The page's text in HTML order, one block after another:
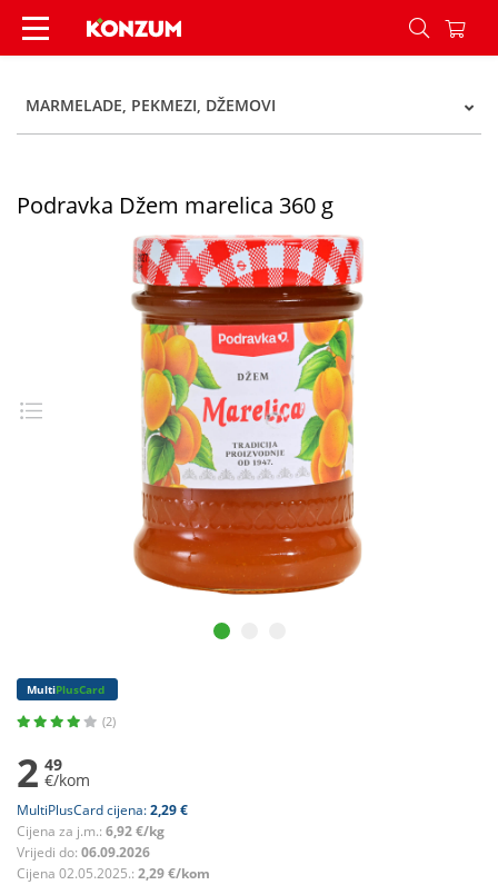
Podravka Džem marelica 360 g - Konzum
MARMELADE, PEKMEZI, DŽEMOVI
Podravka Džem marelica 360 g
MultiPlusCard
(2)
2 49
€/kom
MultiPlusCard cijena:2,29 €
Cijena za j.m.: 6,92 €/kg
Vrijedi do: 06.09.2026
Cijena 02.05.2025.: 2,29 €/kom